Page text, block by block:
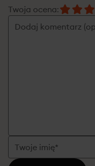
Twoja ocena: